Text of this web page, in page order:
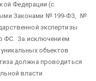
Федерации (с
Законами № 199-ФЗ, №
экспертизы
ФС. За исключением
объектов
должна проводиться
власти